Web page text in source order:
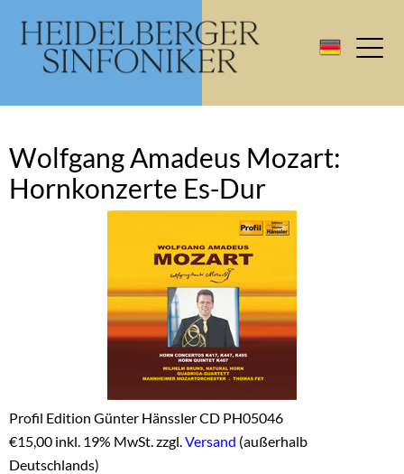
Wolfgang Amadeus Mozart:
Hornkonzerte Es-Dur
Profil Edition Günter Hänssler CD PH05046
€15,00 inkl. 19% MwSt. zzgl.Versand (außerhalb
Deutschlands)